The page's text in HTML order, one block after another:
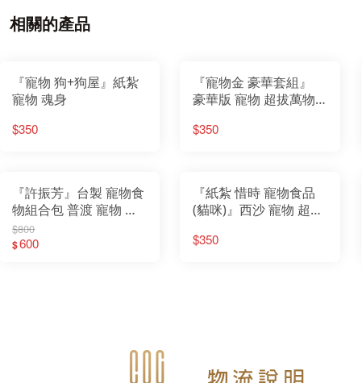
相關的產品
『寵物 狗+狗屋』紙紮
寵物 魂身
$350
『寵物金 豪華套組』
豪華版 寵物 超拔萬物
頭 食物 飼料
$350
『許振芳』台製 寵物食
物組合包 普渡 寵物 金
紙 紙紮 狗
$800
$600
『紙紮 惜時 寵物食品
(貓咪)』西沙 寵物 超拔
紮 罐頭 食物 飼料 寵物
$350